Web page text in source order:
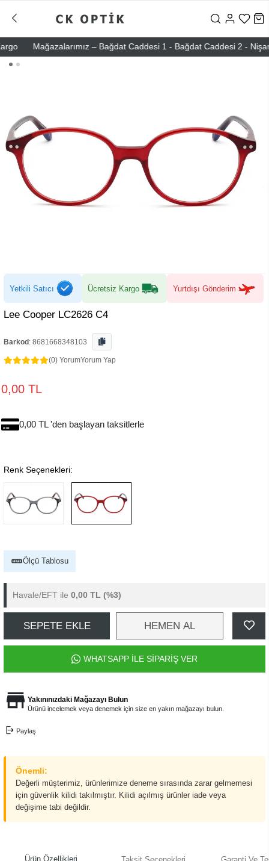
Mağazalarımız – Bağdat Caddesi 1 - Bağdat Caddesi 2 -
Yetkili Satıcı Ücretsiz Kargo Yurtdışı Gönderim
Lee Cooper LC2626 C4
Barkod : 8681668348103
(0) YorumYorum Yap
0,00 TL
0,00 TL 'den başlayan taksitlerle
Renk Seçenekleri:
Ölçü Tablosu
Havale/EFT ile 0,00 TL (%3)
SEPETE EKLE HEMEN AL
WHATSAPP İLE SİPARİŞ VER
Yakınınızdaki Mağazayı Bulun
Ürünü incelemek veya denemek için size en yakın mağazayı bulun.
Paylaş
Önemli:
Değerli müşterimiz, ürünlerimize deneme sırasında zarar gelmemesi
için güvenlik kilidi takılmıştır. Kilidi açılmış ürünler iade veya
değişime tabi değildir.
Ürün Özellikleri Taksit Seçenekleri Garanti Ve